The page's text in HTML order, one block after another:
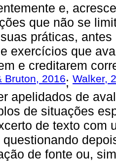
e,
que não se
práticas,
exercícios que
e creditarem
Bruton, 2016; Walker,
apelidados de
de situações
de texto com
questionando
de fonte ou,